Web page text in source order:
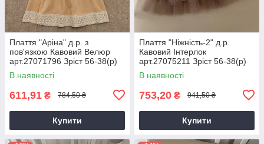
Плаття "Аріна" д.р. з
пов'язкою Кавовий Велюр
арт.27071796 Зріст 56-38(р)
В наявності
611,91 ₴ 784,50 ₴
Купити
Плаття "Ніжність-2" д.р.
Кавовий Інтерлок
арт.27075211 Зріст 56-38(р)
В наявності
753,20 ₴ 941,50 ₴
Купити